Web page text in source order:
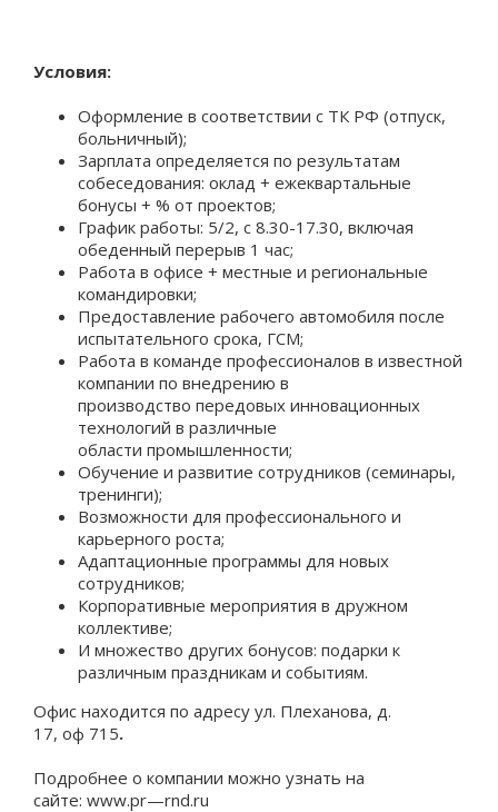
Условия:
Оформление в соответствии с ТК РФ (отпуск,
больничный);
Зарплата определяется по результатам
собеседования: оклад + ежеквартальные
бонусы + % от проектов;
График работы: 5/2, с 8.30-17.30, включая
обеденный перерыв 1 час;
Работа в офисе + местные и региональные
командировки;
Предоставление рабочего автомобиля после
испытательного срока, ГСМ;
Работа в команде профессионалов в известной
компании по внедрению в
производство передовых инновационных
технологий в различные
области промышленности;
Обучение и развитие сотрудников (семинары,
тренинги);
Возможности для профессионального и
карьерного роста;
Адаптационные программы для новых
сотрудников;
Корпоративные мероприятия в дружном
коллективе;
И множество других бонусов: подарки к
различным праздникам и событиям.
Офис находится по адресу ул. Плеханова, д.
17, оф 715.
Подробнее о компании можно узнать на
сайте: www.pr—rnd.ru